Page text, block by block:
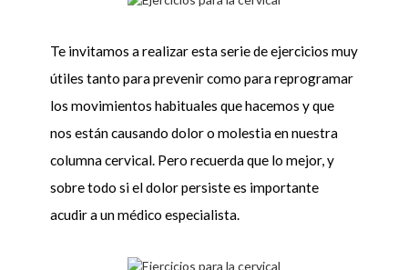
Te invitamos a realizar esta serie de ejercicios muy
útiles tanto para prevenir como para reprogramar
los movimientos habituales que hacemos y que
nos están causando dolor o molestia en nuestra
columna cervical. Pero recuerda que lo mejor, y
sobre todo si el dolor persiste es importante
acudir a un médico especialista.